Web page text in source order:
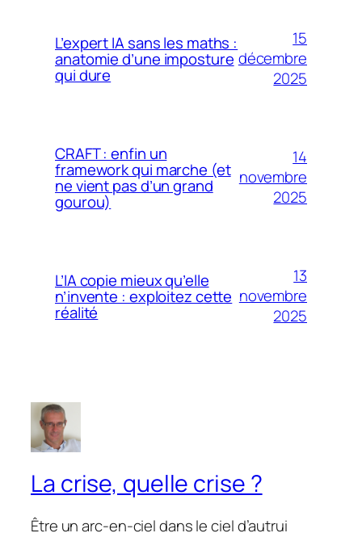
L’expert IA sans les maths :
anatomie d’une imposture
qui dure
15
décembre
2025
CRAFT : enfin un
framework qui marche (et
ne vient pas d’un grand
gourou)
14
novembre
2025
L’IA copie mieux qu’elle
n’invente : exploitez cette
réalité
13
novembre
2025
La crise, quelle crise ?
Être un arc-en-ciel dans le ciel d’autrui